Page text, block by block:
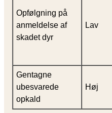
Opfølgning på
anmeldelse af
skadet dyr
Lav
Gentagne
ubesvarede
opkald
Høj